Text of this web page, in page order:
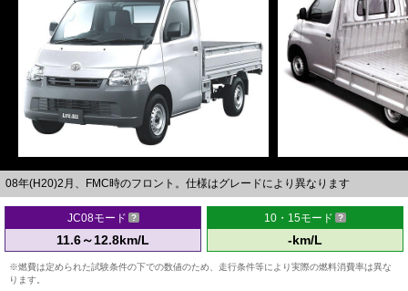
08年(H20)2月、FMC時のフロント。仕様はグレードにより異なります
JC08モード
11.6～12.8km/L
10・15モード
-km/L
※燃費は定められた試験条件の下での数値のため、走行条件等により実際の燃料消費率は異な
ります。